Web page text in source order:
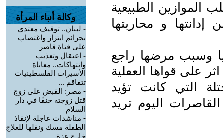
الموازين الطبيعية
إدانتها و محاربتها
وسبب مرضها راجع
على قواها العقلية
التي كانت تؤيد
اليوم تريد
وكالة أنباء المرأة
- لبنان.. توقيف معتدي
بجرائم ابتزاز واغتصاب
على فتاة قاصر
- اعتقال وتعذيب
وانتهاكات.. معاناة
الأسيرات الفلسطينيات
تتفاقم ...
- مصر: القبض على زوج
قتل زوجته خنقًا في دار
السلام
- مناشدات عاجلة لإنقاذ
الطفلة مسك ونقلها للعلاج
خارج غزة